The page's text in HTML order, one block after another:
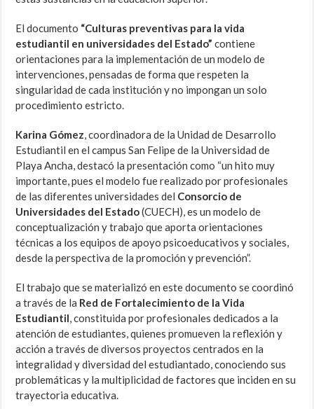
El documento “Culturas preventivas para la vida
estudiantil en universidades del Estado” contiene
orientaciones para la implementación de un modelo de
intervenciones, pensadas de forma que respeten la
singularidad de cada institución y no impongan un solo
procedimiento estricto.
Karina Gómez, coordinadora de la Unidad de Desarrollo
Estudiantil en el campus San Felipe de la Universidad de
Playa Ancha, destacó la presentación como “un hito muy
importante, pues el modelo fue realizado por profesionales
de las diferentes universidades del Consorcio de
Universidades del Estado(CUECH), es un modelo de
conceptualización y trabajo que aporta orientaciones
técnicas a los equipos de apoyo psicoeducativos y sociales,
desde la perspectiva de la promoción y prevención”.
El trabajo que se materializó en este documento se coordinó
a través de la Red de Fortalecimiento de la Vida
Estudiantil, constituida por profesionales dedicados a la
atención de estudiantes, quienes promueven la reflexión y
acción a través de diversos proyectos centrados en la
integralidad y diversidad del estudiantado, conociendo sus
problemáticas y la multiplicidad de factores que inciden en su
trayectoria educativa.